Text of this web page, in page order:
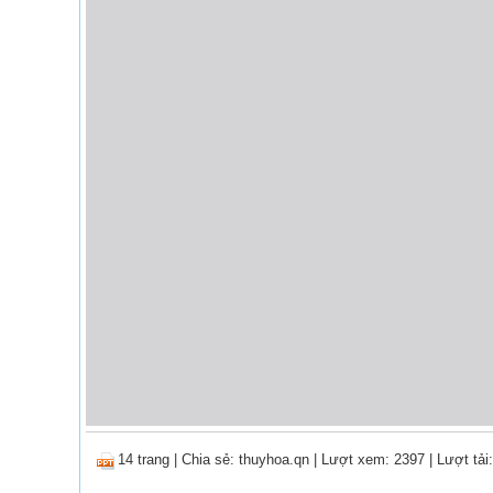
14 trang Chia sẻ: thuyhoa.qn | Lượt xem: 2397 | Lượt